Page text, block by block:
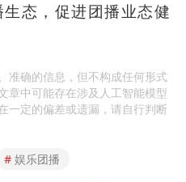
态，促进团播业态健
准确的信息，但不构成任何形式
章中可能存在涉及人工智能模型
一定的偏差或遗漏，请自行判断
# 娱乐团播